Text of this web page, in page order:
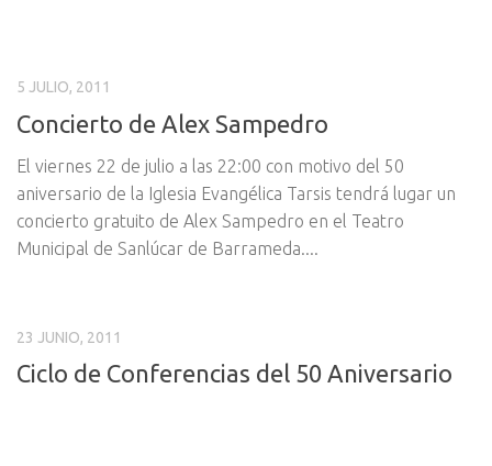
5 JULIO, 2011
Concierto de Alex Sampedro
El viernes 22 de julio a las 22:00 con motivo del 50
aniversario de la Iglesia Evangélica Tarsis tendrá lugar un
concierto gratuito de Alex Sampedro en el Teatro
Municipal de Sanlúcar de Barrameda....
23 JUNIO, 2011
Ciclo de Conferencias del 50 Aniversario